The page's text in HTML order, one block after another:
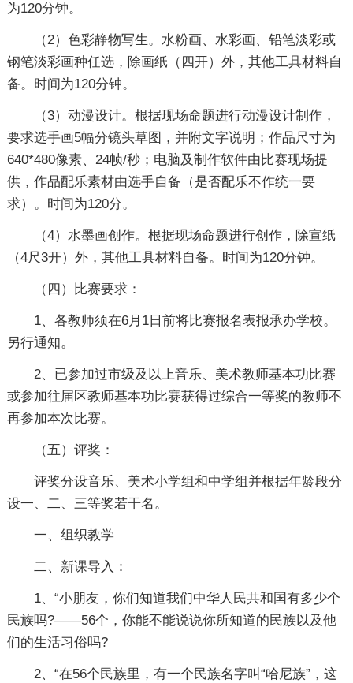
为120分钟。
（2）色彩静物写生。水粉画、水彩画、铅笔淡彩或
钢笔淡彩画种任选，除画纸（四开）外，其他工具材料自
备。时间为120分钟。
（3）动漫设计。根据现场命题进行动漫设计制作，
要求选手画5幅分镜头草图，并附文字说明；作品尺寸为
640*480像素、24帧/秒；电脑及制作软件由比赛现场提
供，作品配乐素材由选手自备（是否配乐不作统一要
求）。时间为120分。
（4）水墨画创作。根据现场命题进行创作，除宣纸
（4尺3开）外，其他工具材料自备。时间为120分钟。
（四）比赛要求：
1、各教师须在6月1日前将比赛报名表报承办学校。
另行通知。
2、已参加过市级及以上音乐、美术教师基本功比赛
或参加往届区教师基本功比赛获得过综合一等奖的教师不
再参加本次比赛。
（五）评奖：
评奖分设音乐、美术小学组和中学组并根据年龄段分
设一、二、三等奖若干名。
一、组织教学
二、新课导入：
1、“小朋友，你们知道我们中华人民共和国有多少个
民族吗?——56个，你能不能说说你所知道的民族以及他
们的生活习俗吗?
2、“在56个民族里，有一个民族名字叫“哈尼族”，这